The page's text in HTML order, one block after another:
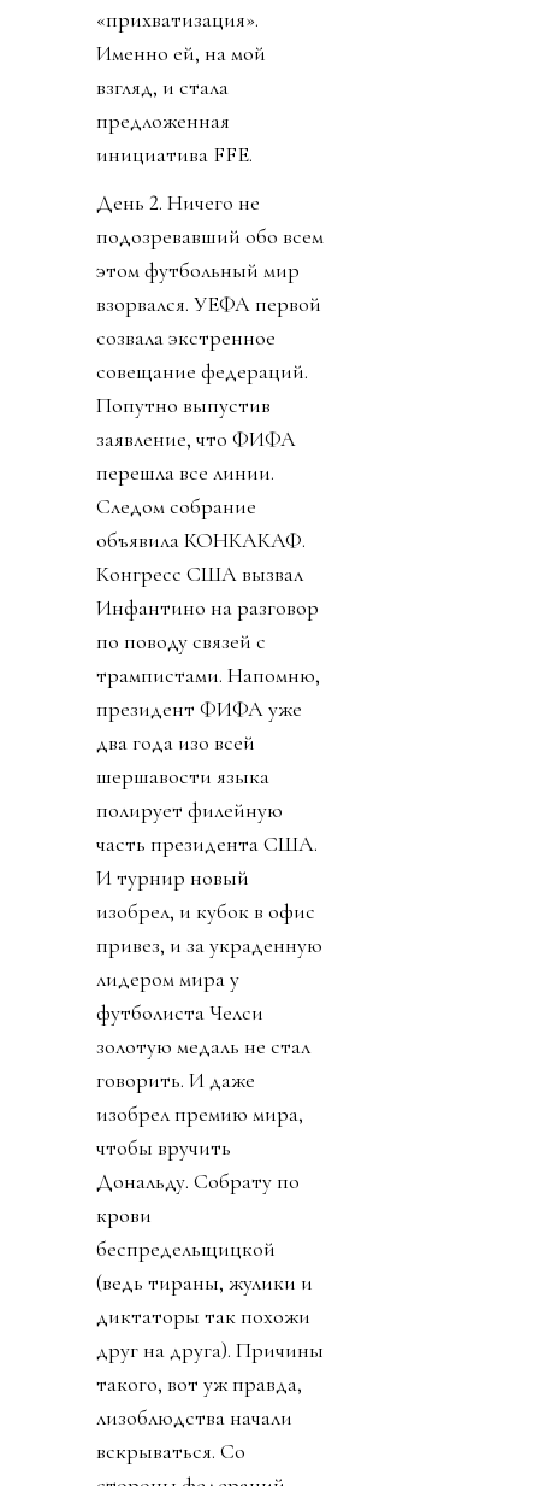
«прихватизация».
Именно ей, на мой
взгляд, и стала
предложенная
инициатива FFE.
День 2. Ничего не
подозревавший обо всем
этом футбольный мир
взорвался. УЕФА первой
созвала экстренное
совещание федераций.
Попутно выпустив
заявление, что ФИФА
перешла все линии.
Следом собрание
объявила КОНКАКАФ.
Конгресс США вызвал
Инфантино на разговор
по поводу связей с
трампистами. Напомню,
президент ФИФА уже
два года изо всей
шершавости языка
полирует филейную
часть президента США.
И турнир новый
изобрел, и кубок в офис
привез, и за украденную
лидером мира у
футболиста Челси
золотую медаль не стал
говорить. И даже
изобрел премию мира,
чтобы вручить
Дональду. Собрату по
крови
беспредельщицкой
(ведь тираны, жулики и
диктаторы так похожи
друг на друга). Причины
такого, вот уж правда,
лизоблюдства начали
вскрываться. Со